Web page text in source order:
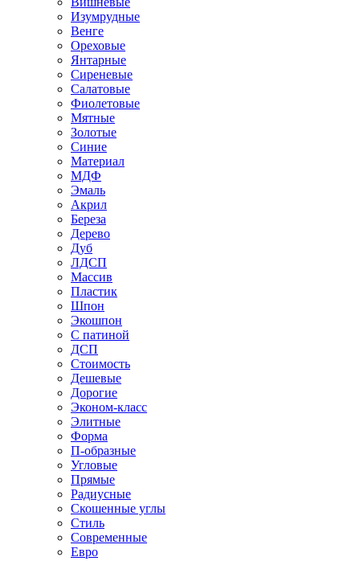
Изумрудные
Венге
Ореховые
Янтарные
Сиреневые
Салатовые
Фиолетовые
Мятные
Золотые
Синие
Материал
МДФ
Эмаль
Акрил
Береза
Дерево
Дуб
ЛДСП
Массив
Пластик
Шпон
Экошпон
С патиной
ДСП
Стоимость
Дешевые
Дорогие
Эконом-класс
Элитные
Форма
П-образные
Угловые
Прямые
Радиусные
Скошенные углы
Стиль
Современные
Евро